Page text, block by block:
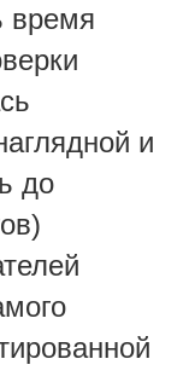
время
и
до